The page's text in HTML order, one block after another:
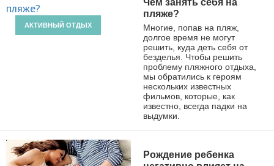
АКТИВНЫЙ ОТДЫХ
Чем занять себя на
пляже?
Многие, попав на пляж,
долгое время не могут
решить, куда деть себя от
безделья. Чтобы решить
проблему пляжного отдыха,
мы обратились к героям
нескольких известных
фильмов, которые, как
известно, всегда падки на
выдумки.
Рождение ребенка